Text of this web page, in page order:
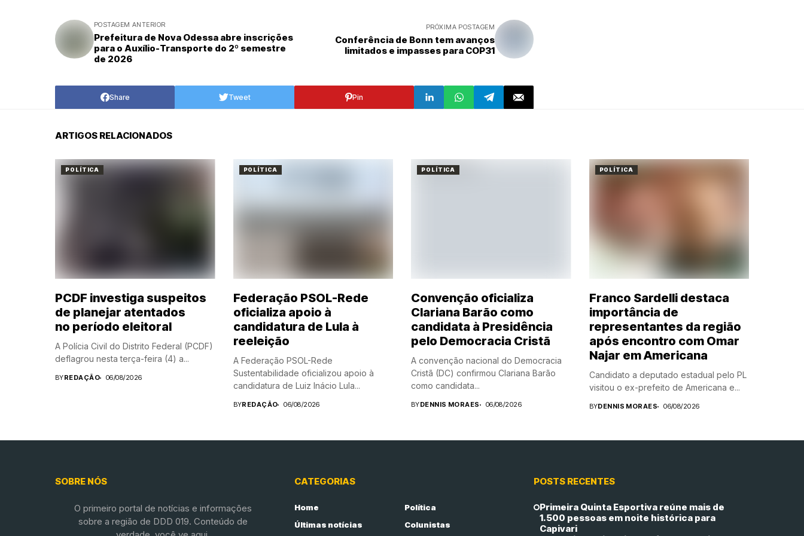
POSTAGEM ANTERIOR
Prefeitura de Nova Odessa abre inscrições
para o Auxílio-Transporte do 2º semestre
de 2026
PRÓXIMA POSTAGEM
Conferência de Bonn tem avanços
limitados e impasses para COP31
Share Tweet Pin
ARTIGOS RELACIONADOS
POLÍTICA
PCDF investiga suspeitos
de planejar atentados
no período eleitoral
A Polícia Civil do Distrito Federal (PCDF)
deflagrou nesta terça-feira (4) a...
BYREDAÇÃO 06/08/2026
POLÍTICA
Federação PSOL-Rede
oficializa apoio à
candidatura de Lula à
reeleição
A Federação PSOL-Rede
Sustentabilidade oficializou apoio à
candidatura de Luiz Inácio Lula...
BYREDAÇÃO 06/08/2026
POLÍTICA
Convenção oficializa
Clariana Barão como
candidata à Presidência
pelo Democracia Cristã
A convenção nacional do Democracia
Cristã (DC) confirmou Clariana Barão
como candidata...
BYDENNIS MORAES 06/08/2026
POLÍTICA
Franco Sardelli destaca
importância de
representantes da região
após encontro com Omar
Najar em Americana
Candidato a deputado estadual pelo PL
visitou o ex-prefeito de Americana e...
BYDENNIS MORAES 06/08/2026
SOBRE NÓS
O primeiro portal de notícias e informações
sobre a região de DDD 019. Conteúdo de
CATEGORIAS
Home
Política
Últimas notícias
Colunistas
POSTS RECENTES
Primeira Quinta Esportiva reúne mais de
1.500 pessoas em noite histórica para
Capivari